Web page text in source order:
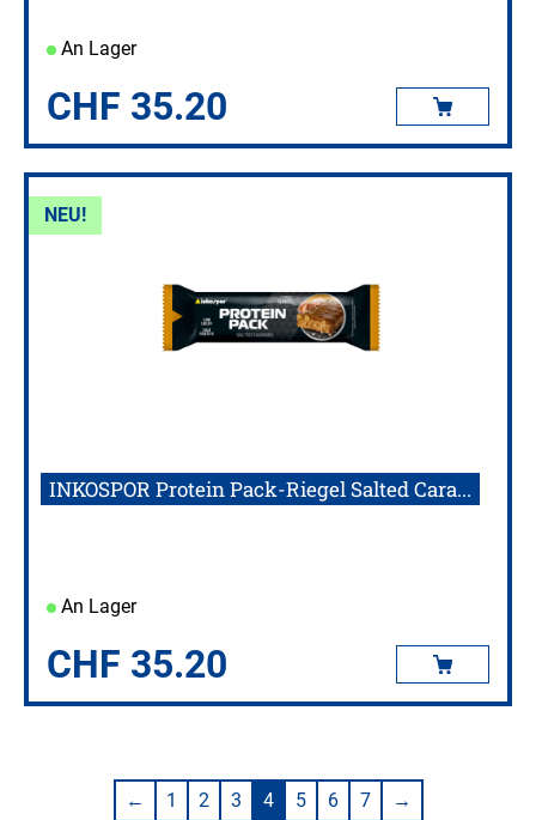
An Lager
CHF 35.20
NEU!
INKOSPOR Protein Pack-Riegel Salted Cara...
An Lager
CHF 35.20
← 1 2 3 4 5 6 7 →